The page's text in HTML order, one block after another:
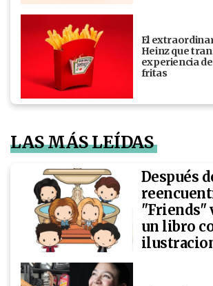
El
Heinz que
experiencia
fritas
LAS MÁS LEÍDAS
Después
"Friends"
un libro